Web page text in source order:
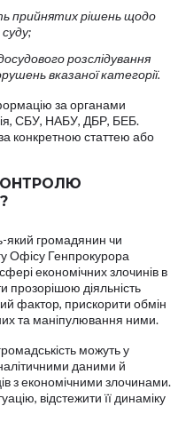
прийнятих рішень щодо
розслідування
вказаної категорії.
за органами
СБУ, НАБУ, ДБР, БЕБ.
конкретною статтею або
громадянин чи
Офісу Генпрокурора
економічних злочинів в
прозорішою діяльність
фактор, прискорити обмін
та маніпулювання ними.
можуть у
даними й
з економічними злочинами.
відстежити її динаміку